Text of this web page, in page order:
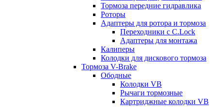
Тормоза передние гидравлика
Роторы
Адаптеры для ротора и тормоза
Переходники с C.Lock
Адаптеры для монтажа
Калиперы
Колодки для дискового тормоза
Тормоза V-Brake
Ободные
Колодки VB
Рычаги тормозные
Картриджные колодки VB